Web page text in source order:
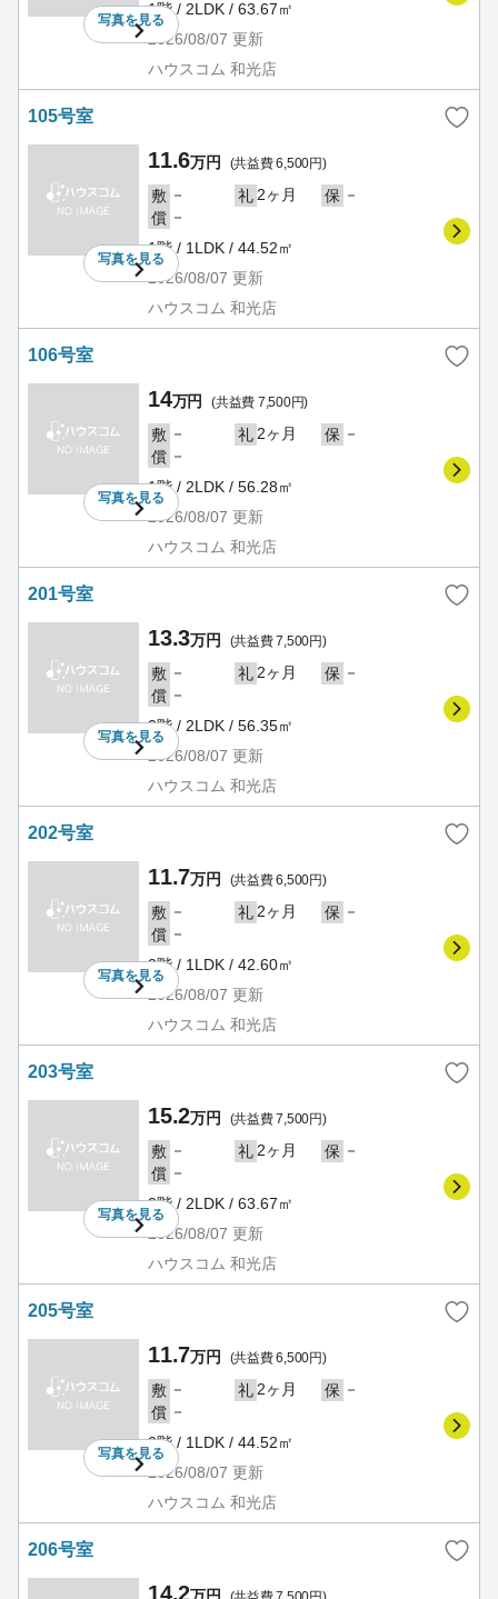
写真を見る
1階 / 2LDK / 63.67㎡
2026/08/07 更新
ハウスコム 和光店
105号室
写真を見る
11.6万円 (共益費 6,500円)
敷 － 礼 2ヶ月 保 －
償 －
1階 / 1LDK / 44.52㎡
2026/08/07 更新
ハウスコム 和光店
106号室
写真を見る
14万円 (共益費 7,500円)
敷 － 礼 2ヶ月 保 －
償 －
1階 / 2LDK / 56.28㎡
2026/08/07 更新
ハウスコム 和光店
201号室
写真を見る
13.3万円 (共益費 7,500円)
敷 － 礼 2ヶ月 保 －
償 －
2階 / 2LDK / 56.35㎡
2026/08/07 更新
ハウスコム 和光店
202号室
写真を見る
11.7万円 (共益費 6,500円)
敷 － 礼 2ヶ月 保 －
償 －
2階 / 1LDK / 42.60㎡
2026/08/07 更新
ハウスコム 和光店
203号室
写真を見る
15.2万円 (共益費 7,500円)
敷 － 礼 2ヶ月 保 －
償 －
2階 / 2LDK / 63.67㎡
2026/08/07 更新
ハウスコム 和光店
205号室
写真を見る
11.7万円 (共益費 6,500円)
敷 － 礼 2ヶ月 保 －
償 －
2階 / 1LDK / 44.52㎡
2026/08/07 更新
ハウスコム 和光店
206号室
14.2